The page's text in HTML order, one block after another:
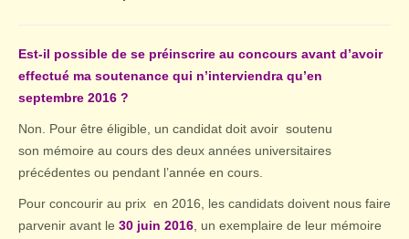
Est-il possible de se préinscrire au concours avant d’avoir
effectué ma soutenance qui n’interviendra qu’en
septembre 2016 ?
Non. Pour être éligible, un candidat doit avoir soutenu
son mémoire au cours des deux années universitaires
précédentes ou pendant l’année en cours.
Pour concourir au prix en 2016,
les candidats doivent nous faire
parvenir avant le 30 juin 2016 , un exemplaire de leur mémoire